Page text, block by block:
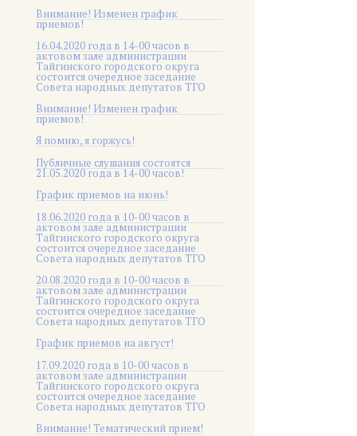
Внимание! Изменен график
приемов!
16.04.2020 года в 14-00 часов в
актовом зале администрации
Тайгинского городского округа
состоится очередное заседание
Совета народных депутатов ТГО
Внимание! Изменен график
приемов!
Я помню, я горжусь!
Публичные слушания состоятся
21.05.2020 года в 14-00 часов!
График приемов на июнь!
18.06.2020 года в 10-00 часов в
актовом зале администрации
Тайгинского городского округа
состоится очередное заседание
Совета народных депутатов ТГО
20.08.2020 года в 10-00 часов в
актовом зале администрации
Тайгинского городского округа
состоится очередное заседание
Совета народных депутатов ТГО
График приемов на август!
17.09.2020 года в 10-00 часов в
актовом зале администрации
Тайгинского городского округа
состоится очередное заседание
Совета народных депутатов ТГО
Внимание! Тематический прием!